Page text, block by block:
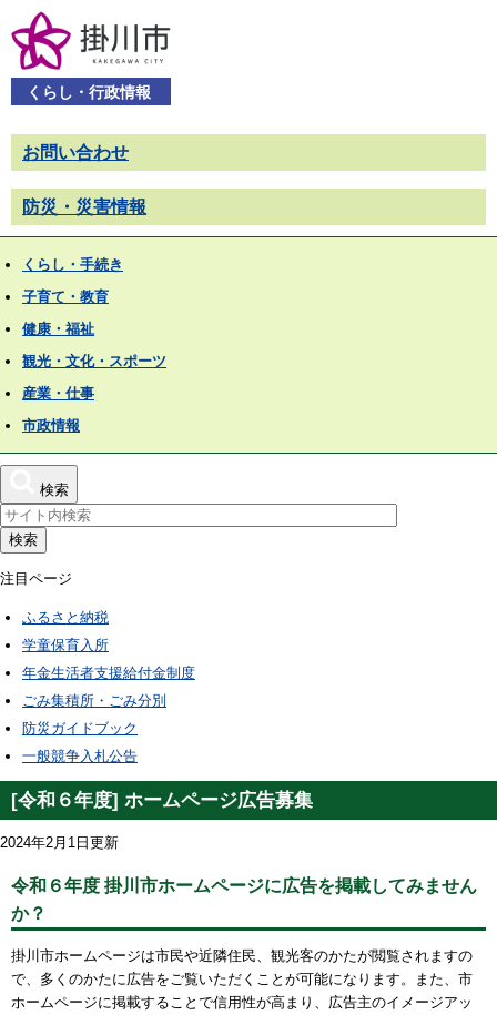
くらし・行政情報
お問い合わせ
防災・災害情報
くらし・手続き
子育て・教育
健康・福祉
観光・文化・スポーツ
産業・仕事
市政情報
検索
検索
注目ページ
ふるさと納税
学童保育入所
年金生活者支援給付金制度
ごみ集積所・ごみ分別
防災ガイドブック
一般競争入札公告
[令和６年度] ホームページ広告募集
2024年2月1日更新
令和６年度 掛川市ホームページに広告を掲載してみません
か？
掛川市ホームページは市民や近隣住民、観光客のかたが閲覧されますの
で、多くのかたに広告をご覧いただくことが可能になります。また、市
ホームページに掲載することで信用性が高まり、広告主のイメージアッ